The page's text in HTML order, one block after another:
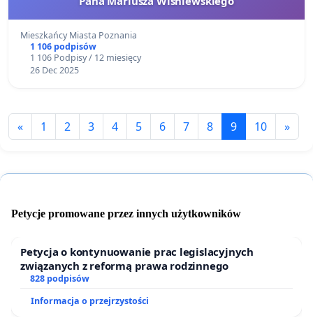
Mieszkańcy Miasta Poznania
1 106 podpisów
1 106 Podpisy / 12 miesięcy
26 Dec 2025
« 1 2 3 4 5 6 7 8 9 10 »
Petycje promowane przez innych użytkowników
Petycja o kontynuowanie prac legislacyjnych
związanych z reformą prawa rodzinnego
828 podpisów
Informacja o przejrzystości